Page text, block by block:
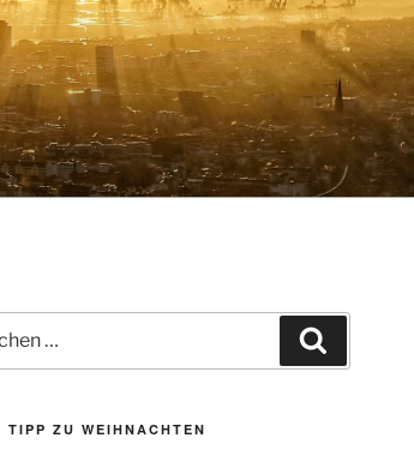
TIPP ZU WEIHNACHTEN